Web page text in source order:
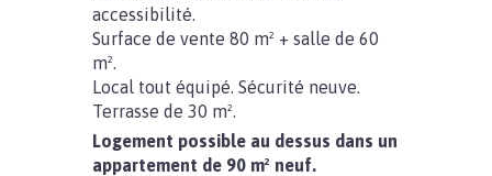
accessibilité.
Surface de vente 80 m² + salle de 60
m².
Local tout équipé. Sécurité neuve.
Terrasse de 30 m².
Logement possible au dessus dans un
appartement de 90 m² neuf.